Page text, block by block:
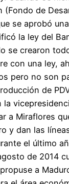
(Fondo de
se aprobó
la ley del
se crearon
con una ley,
pero no son
de
la
a Miraflores
y dan las
el último
de 2014
a